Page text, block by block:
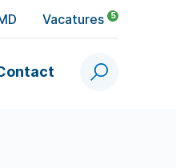
Vacatures 5
Zoek